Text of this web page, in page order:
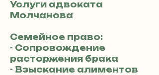
Услуги адвоката
Молчанова
Семейное право:
- Сопровождение
расторжения брака
- Взыскание алиментов